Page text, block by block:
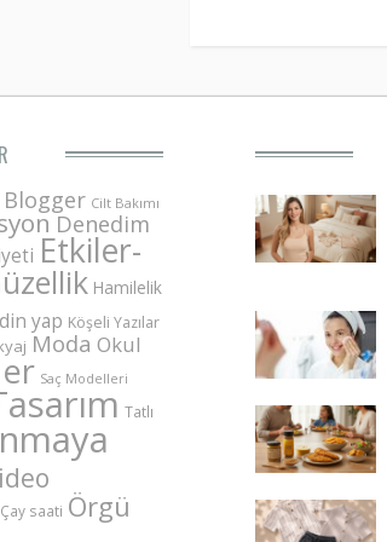
Blogger Cilt Bakımı
Denedim
Etkiler-
Hamilelik
yap Köşeli Yazılar
Moda Okul
Saç Modelleri
Tatlı
Çay saati Örgü